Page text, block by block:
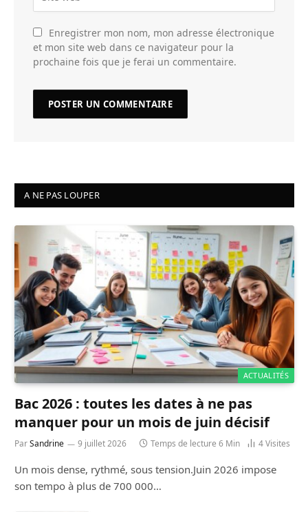
Enregistrer mon nom, mon adresse électronique
et mon site web dans ce navigateur pour la
prochaine fois que je ferai un commentaire.
A NE PAS LOUPER
ACTUALITÉS
Bac 2026 : toutes les dates à ne pas
manquer pour un mois de juin décisif
ParSandrine 9 juillet 2026 Temps de lecture 6 Min 4Visites
Un mois dense, rythmé, sous tension.Juin 2026 impose
son tempo à plus de 700 000…